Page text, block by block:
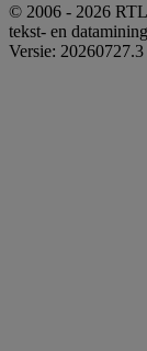
© 2006 - 2026
tekst- en
Versie: 20260727.3